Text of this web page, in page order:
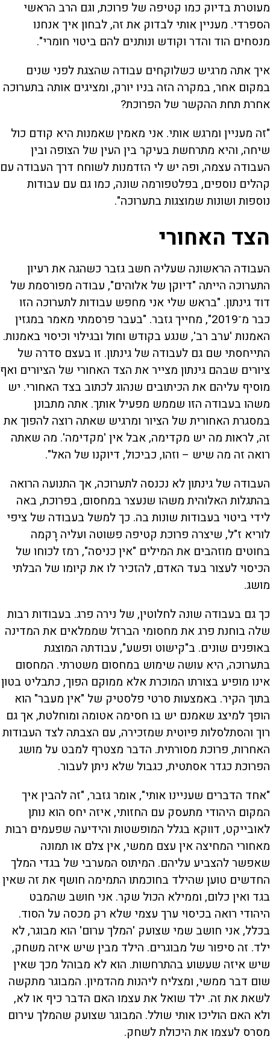
מעוטרת בדיוק כמו קטיפה של פרוכת, וגם הרב הראשי
הספרדי. מעניין אותי לבדוק את זה, לבחון איך אנחנו
מנסחים הוד והדר וקודש ונותנים להם ביטוי חומרי".
איך אתה מרגיש כשלוקחים עבודה שהצגת לפני שנים
במקום אחר, במקרה הזה בניו יורק, ומציגים אותה בתערוכה
אחרת תחת ההקשר של הפרוכת?
"זה מעניין ומרגש אותי. אני מאמין שאמנות היא קודם כול
שיחה, והיא מתרחשת בעיקר בין העין של הצופה ובין
העבודה עצמה, ופה יש לי הזדמנות לשוחח דרך העבודה עם
קהלים נוספים, בפלטפורמה שונה, כמו גם עם עבודות
נוספות ושונות שמוצגות בתערוכה".
הצד האחורי
העבודה הראשונה שעליה חשב גזבר כשהגה את רעיון
התערוכה הייתה "דיוקן של אלוהים", עבודה מפורסמת של
דוד גינתון. "בראש שלי אני מחפש עבודות לתערוכה הזו
כבר מ־2019", מחייך גזבר. "בעבר פרסמתי מאמר במגזין
האמנות 'ערב רב', שנגע בקודש וחול ובגילוי וכיסוי באמנות.
התייחסתי שם גם לעבודה של גינתון. זו בעצם סדרה של
ציורים שבהם גינתון מצייר את הצד האחורי של הציורים ואף
מוסיף עליהם את הכיתובים שנהוג לכתוב בצד האחורי. יש
משהו בעבודה הזו שממש מפעיל אותך. אתה מתבונן
במסגרת האחורית של הציור ומרגיש שאתה רוצה להפוך את
זה, לראות מה יש מקדימה, אבל אין 'מקדימה'. מה שאתה
רואה זה מה שיש – וזהו, כביכול, דיוקנו של האל".
העבודה של גינתון לא נכנסה לתערוכה, אך התנועה הרואה
בהתגלות האלוהית משהו שנעצר במחסום, בפרוכת, באה
לידי ביטוי בעבודות שונות בה. כך למשל בעבודה של ציפי
לוריא ז"ל, שיצרה פרוכת קטיפה פשוטה ועליה רָקמה
בחוטים מוזהבים את המילים "אין כניסה", רמז לכוחו של
הכיסוי לעצור בעד האדם, להזכיר לו את קיומו של הבלתי
מושג.
כך גם בעבודה שונה לחלוטין, של נירה פרג. בעבודות רבות
שלה בוחנת פרג את מחסומי הברזל שממלאים את המדינה
באופנים שונים. ב"קישוט ופשע", עבודתה המוצגת
בתערוכה, היא עושה שימוש במחסום משטרתי. המחסום
אינו מופיע בצורתו המוכרת אלא ממוקם הפוך, כתבליט בטון
בתוך הקיר. באמצעות סרטי פלסטיק של "אין מעבר" הוא
הופך למיצג שאמנם יש בו חסימה אטומה ומוחלטת, אך גם
רוך והסתלסלות פיוטית שמזכירה, עם הצבתה לצד העבודות
האחרות, פרוכת מסורתית. הדבר מצטרף למבט על מושג
הפרוכת כגדר אסתטית, כגבול שלא ניתן לעבור.
"אחד הדברים שעניינו אותי", אומר גזבר, "זה להבין איך
המקום היהודי מתעסק עם החזותי, איזה יחס הוא נותן
לאובייקט, דווקא בגלל המופשטות והידיעה שפעמים רבות
מאחורי המחיצה אין עצם ממשי, אין צלם או תמונה
שאפשר להצביע עליהם. המיתוס המערבי של בגדי המלך
החדשים טוען שהילד בחוכמתו התמימה חושף את זה שאין
בגד ואין כלום, וממילא הכול שקר. אני חושב שהמבט
היהודי רואה בכיסוי ערך עצמי שלא רק מכסה על הסוד.
בכלל, אני חושב שמי שצועק 'המלך ערום' הוא מבוגר, לא
ילד. זה סיפור של מבוגרים. הילד מבין שיש איזה משחק,
שיש איזה שעשוע בהתרחשות. הוא לא מבוהל מכך שאין
שום דבר ממשי, ומצליח ליהנות מהדמיון. המבוגר מתקשה
לשאת את זה. ילד שואל את עצמו האם הדבר כיף או לא,
ולא האם הוליכו אותי שולל. המבוגר שצועק שהמלך עירום
מסרס לעצמו את היכולת לשחק.